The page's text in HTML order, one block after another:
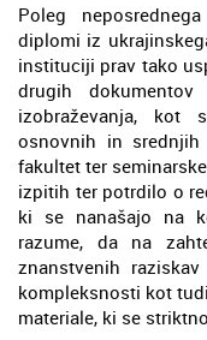
Poleg
diplomi iz
instituciji prav tako
drugih
izobraževanja, kot
osnovnih in
fakultet ter
izpitih ter potrdilo o
ki se nanašajo na
razume, da na
znanstvenih
kompleksnosti kot
materiale, ki se